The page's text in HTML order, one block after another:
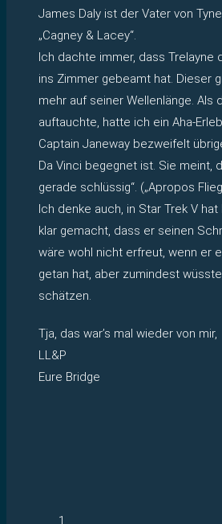
James Daly ist der Vater von
„Cagney & Lacey“.
Ich dachte immer, dass Trelayne
ins Zimmer gebeamt hat. Dieser
mehr auf seiner Wellenlänge. Als
auftauchte, hatte ich ein Aha-
Captain Janeway bezweifelt
Da Vinci begegnet ist. Sie meint,
gerade schlüssig“. („Apropos
Ich denke auch, in Star Trek V
klar gemacht, dass er seinen
wäre wohl nicht erfreut, wenn er
getan hat, aber zumindest
schätzen.
Tja, das war’s mal wieder von mir,
LL&P
Eure Bridge